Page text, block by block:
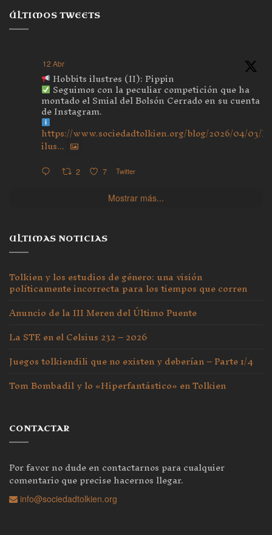
ÚLTIMOS TWEETS
12 Abr
Hobbits ilustres (II): Pippin
Seguimos con la peculiar competición que ha
montado el Smial del Bolsón Cerrado en su cuenta
de Instagram.
https://www.sociedadtolkien.org/blog/2026/04/03/
ilus...
2 7 Twitter
Mostrar más...
ULTIMAS NOTICIAS
Tolkien y los estudios de género: una visión
políticamente incorrecta para los tiempos que corren
Anuncio de la III Meren del Último Puente
La STE en el Celsius 232 – 2026
Juegos tolkiendili que no existen y deberían – Parte 1/4
Tom Bombadil y lo «Hiperfantástico» en Tolkien
CONTACTAR
Por favor no dude en contactarnos para cualquier
comentario que precise hacernos llegar.
info@sociedadtolkien.org